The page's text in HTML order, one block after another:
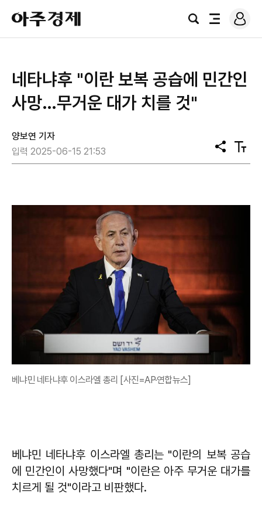
아
주
경
검
전
로
그
네타냐후 "이란 보복 공습에 민간인
사망…무거운 대가 치를 것"
양보연 기자
입력 2025-06-15 21:53
공
유
텍
스
베냐민 네타냐후 이스라엘 총리 [사진=AP·연합뉴스]
베냐민 네타냐후 이스라엘 총리는 "이란의 보복 공습
에 민간인이 사망했다"며 "이란은 아주 무거운 대가를
치르게 될 것"이라고 비판했다.